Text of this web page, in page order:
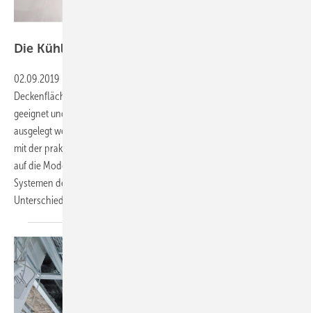
Die Kühlung unter die Decke
02.09.2019
Deckenflächen sind für die Kühlung von Innenräumen besonders gut
geeignet und können für unterschiedliche Leistungsbereiche
ausgelegt werden. Der zweite Teil dieser Artikelserie beschäftigt sich
mit der praktischen Umsetzung und setzt dabei einen Schwerpunkt
auf die Modernisierung. Er stellt die Bauweisen und -arten von
Systemen der Deckenheizung/-kühlung vor und zeigt die
Unterschiede in der Montage und im Bauablauf.